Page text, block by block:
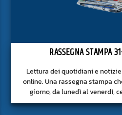
RASSEGNA STAMPA
Lettura dei quotidiani e
online. Una rassegna stampa
giorno, da lunedì al venerdì,
approfondito delle notizie del